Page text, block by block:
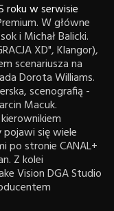
roku w serwisie
W główne
i Michał Balicki.
XD", Klangor),
scenariusza na
Dorota Williams.
scenografią -
Macuk.
się wiele
po stronie CANAL+
Z kolei
Vision DGA Studio